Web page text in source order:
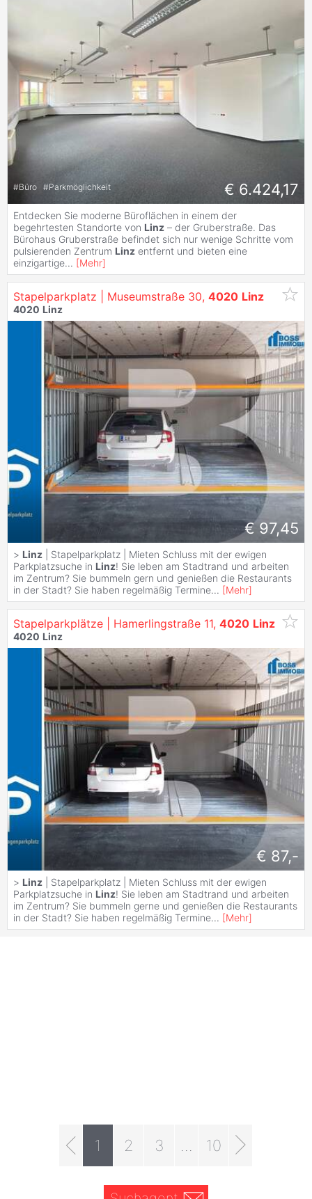
#Büro #Parkmöglichkeit € 6.424,17
Entdecken Sie moderne Büroflächen in einem der
begehrtesten Standorte von Linz – der Gruberstraße. Das
Bürohaus Gruberstraße befindet sich nur wenige Schritte vom
pulsierenden Zentrum Linz entfernt und bieten eine
einzigartige... [Mehr]
Stapelparkplatz | Museumstraße 30, 4020 Linz
4020 Linz
€ 97,45
> Linz | Stapelparkplatz | Mieten Schluss mit der ewigen
Parkplatzsuche in Linz! Sie leben am Stadtrand und arbeiten
im Zentrum? Sie bummeln gern und genießen die Restaurants
in der Stadt? Sie haben regelmäßig Termine... [Mehr]
Stapelparkplätze | Hamerlingstraße 11, 4020 Linz
4020 Linz
€ 87,-
> Linz | Stapelparkplatz | Mieten Schluss mit der ewigen
Parkplatzsuche in Linz! Sie leben am Stadtrand und arbeiten
im Zentrum? Sie bummeln gerne und genießen die Restaurants
in der Stadt? Sie haben regelmäßig Termine... [Mehr]
1 2 3 10